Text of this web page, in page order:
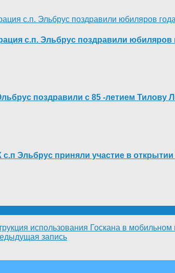
с.п. Эльбрус поздравили
поздравили с 85 -летием Тилову
с.п Эльбрус приняли участие в
использования Госкана в
запись